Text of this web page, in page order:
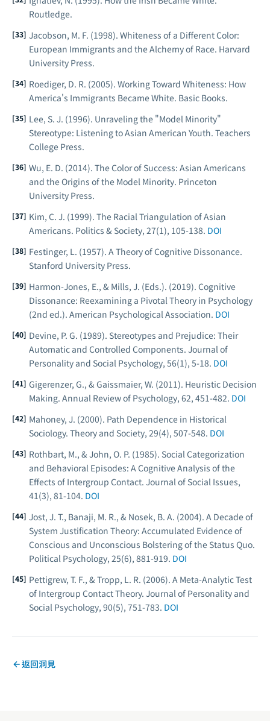
Routledge.
Jacobson, M. F. (1998). Whiteness of a Different Color:
European Immigrants and the Alchemy of Race. Harvard
University Press.
Roediger, D. R. (2005). Working Toward Whiteness: How
America's Immigrants Became White. Basic Books.
Lee, S. J. (1996). Unraveling the "Model Minority"
Stereotype: Listening to Asian American Youth. Teachers
College Press.
Wu, E. D. (2014). The Color of Success: Asian Americans
and the Origins of the Model Minority. Princeton
University Press.
Kim, C. J. (1999). The Racial Triangulation of Asian
Americans. Politics & Society, 27(1), 105-138. DOI
Festinger, L. (1957). A Theory of Cognitive Dissonance.
Stanford University Press.
Harmon-Jones, E., & Mills, J. (Eds.). (2019). Cognitive
Dissonance: Reexamining a Pivotal Theory in Psychology
(2nd ed.). American Psychological Association. DOI
Devine, P. G. (1989). Stereotypes and Prejudice: Their
Automatic and Controlled Components. Journal of
Personality and Social Psychology, 56(1), 5-18. DOI
Gigerenzer, G., & Gaissmaier, W. (2011). Heuristic Decision
Making. Annual Review of Psychology, 62, 451-482. DOI
Mahoney, J. (2000). Path Dependence in Historical
Sociology. Theory and Society, 29(4), 507-548. DOI
Rothbart, M., & John, O. P. (1985). Social Categorization
and Behavioral Episodes: A Cognitive Analysis of the
Effects of Intergroup Contact. Journal of Social Issues,
41(3), 81-104. DOI
Jost, J. T., Banaji, M. R., & Nosek, B. A. (2004). A Decade of
System Justification Theory: Accumulated Evidence of
Conscious and Unconscious Bolstering of the Status Quo.
Political Psychology, 25(6), 881-919. DOI
Pettigrew, T. F., & Tropp, L. R. (2006). A Meta-Analytic Test
of Intergroup Contact Theory. Journal of Personality and
Social Psychology, 90(5), 751-783. DOI
返回洞見